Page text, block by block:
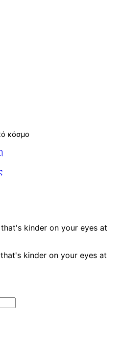
κόσμο
kinder on your eyes at
kinder on your eyes at